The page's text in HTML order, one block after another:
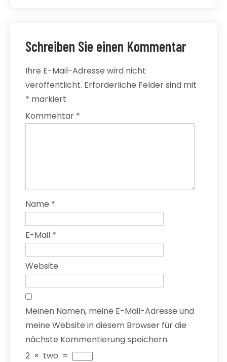
Schreiben Sie einen Kommentar
Ihre E-Mail-Adresse wird nicht
veröffentlicht. Erforderliche Felder sind mit
* markiert
Kommentar *
Name *
E-Mail *
Website
Meinen Namen, meine E-Mail-Adresse und
meine Website in diesem Browser für die
nächste Kommentierung speichern.
2 × two =